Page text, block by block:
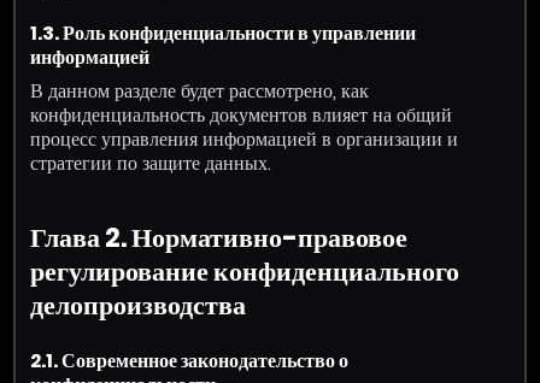
1.3. Роль конфиденциальности в управлении
информацией
В данном разделе будет рассмотрено, как
конфиденциальность документов влияет на общий
процесс управления информацией в организации и
стратегии по защите данных.
Глава 2. Нормативно-правовое
регулирование конфиденциального
делопроизводства
2.1. Современное законодательство о